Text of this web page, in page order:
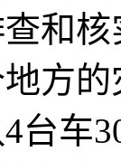
和
方
台车